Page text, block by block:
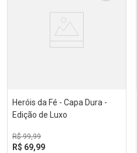
Heróis da Fé - Capa Dura -
Edição de Luxo
R$ 99,99
R$ 69,99